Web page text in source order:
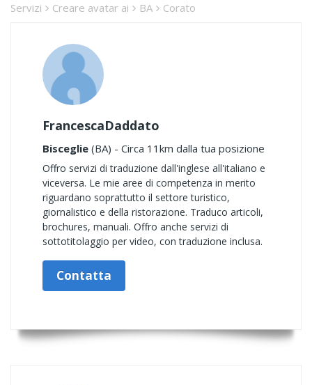
Servizi Creare avatar ai BA Corato
FrancescaDaddato
Bisceglie (BA) - Circa 11km dalla tua posizione
Offro servizi di traduzione dall'inglese all'italiano e
viceversa. Le mie aree di competenza in merito
riguardano soprattutto il settore turistico,
giornalistico e della ristorazione. Traduco articoli,
brochures, manuali. Offro anche servizi di
sottotitolaggio per video, con traduzione inclusa.
Contatta